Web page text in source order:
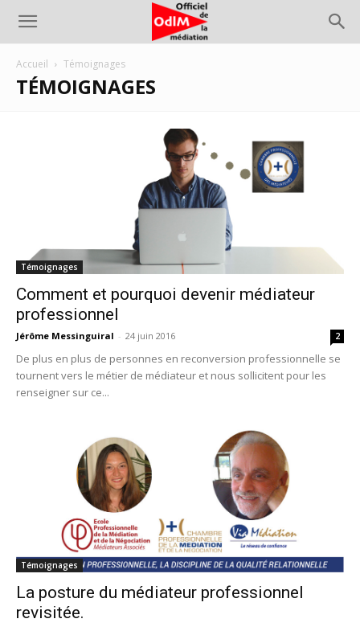
Accueil Témoignages
TÉMOIGNAGES
Témoignages
Comment et pourquoi devenir médiateur
professionnel
Jérôme Messinguiral - 24 juin 2016 2
De plus en plus de personnes en reconversion professionnelle se
tournent vers le métier de médiateur et nous sollicitent pour les
renseigner sur ce...
Témoignages
La posture du médiateur professionnel
revisitée.